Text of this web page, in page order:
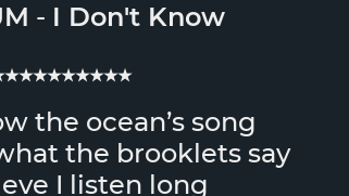
- I Don't Know
the ocean’s song
the brooklets say
I listen long